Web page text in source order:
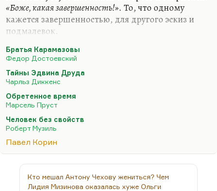
«Боже, какая завершенность!». То, что одному
кажется завершенностью, для другого эскиз и
подмалевок.
В свое время Гариф Басыров устроил выставку,
которую назвал «Маргиналии». Замечательный
художник, кстати, ведущий художник «Химии и
жизни». Он жил напротив меня и многие его
пейзажи для меня прямо родные: вот наши
толстые трубы ТЭЦ. Он в Матвеевском жил, а я на
Мосфильмовской. Ну и мы познакомились, я брал
у него интервью, и мне ужасно понравились его
эти работы. И вот он говорит: «А я сейчас буду
делать выставку маргиналий». Это даже не
черновики, это…
Братья Карамазовы
Федор Достоевский
Тайны Эдвина Друда
Чарльз Диккенс
Обретенное время
Марсель Пруст
Человек без свойств
Роберт Музиль
Павел Корин
Кто мешал Антону Чехову жениться? Чем
Лидия Мизинова оказалась хуже Ольги